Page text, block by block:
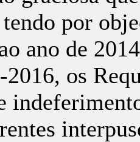
por
ano de
2016, os